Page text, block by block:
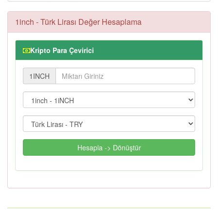
1inch - Türk Lirası Değer Hesaplama
Kripto Para Çevirici
1INCH
Hesapla -> Dönüştür